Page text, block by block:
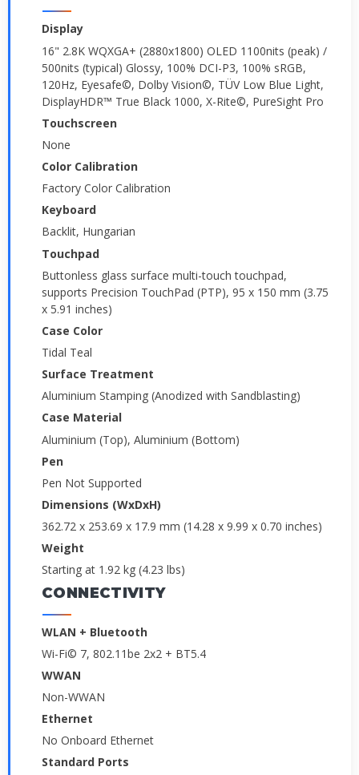
Display
16" 2.8K WQXGA+ (2880x1800) OLED 1100nits (peak) /
500nits (typical) Glossy, 100% DCI-P3, 100% sRGB,
120Hz, Eyesafe©, Dolby Vision©, TÜV Low Blue Light,
DisplayHDR™ True Black 1000, X-Rite©, PureSight Pro
Touchscreen
None
Color Calibration
Factory Color Calibration
Keyboard
Backlit, Hungarian
Touchpad
Buttonless glass surface multi-touch touchpad,
supports Precision TouchPad (PTP), 95 x 150 mm (3.75
x 5.91 inches)
Case Color
Tidal Teal
Surface Treatment
Aluminium Stamping (Anodized with Sandblasting)
Case Material
Aluminium (Top), Aluminium (Bottom)
Pen
Pen Not Supported
Dimensions (WxDxH)
362.72 x 253.69 x 17.9 mm (14.28 x 9.99 x 0.70 inches)
Weight
Starting at 1.92 kg (4.23 lbs)
CONNECTIVITY
WLAN + Bluetooth
Wi-Fi© 7, 802.11be 2x2 + BT5.4
WWAN
Non-WWAN
Ethernet
No Onboard Ethernet
Standard Ports